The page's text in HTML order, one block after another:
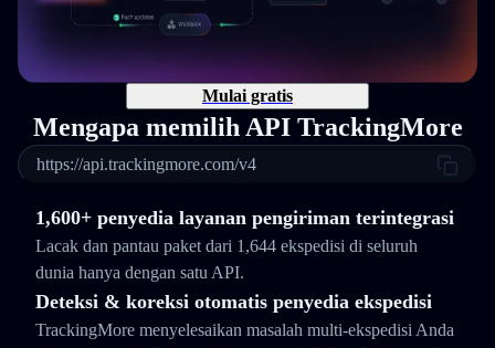
Mulai gratis
Mengapa memilih API TrackingMore
https://api.trackingmore.com/v4
1,600+ penyedia layanan pengiriman terintegrasi
Lacak dan pantau paket dari 1,644 ekspedisi di seluruh
dunia hanya dengan satu API.
Deteksi & koreksi otomatis penyedia ekspedisi
TrackingMore menyelesaikan masalah multi-ekspedisi Anda